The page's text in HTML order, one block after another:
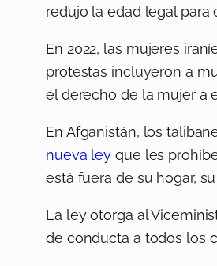
redujo la edad legal para
En 2022, las mujeres
protestas incluyeron a
el derecho de la mujer a
En Afganistán, los
nueva ley que les
está fuera de su hogar,
La ley otorga al
de conducta a todos los